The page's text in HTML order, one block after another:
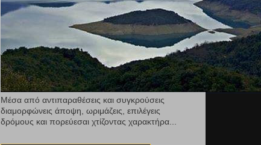
Μέσα από αντιπαραθέσεις και συγκρούσεις
διαμορφώνεις άποψη, ωριμάζεις, επιλέγεις
δρόμους και πορεύεσαι χτίζοντας χαρακτήρα...